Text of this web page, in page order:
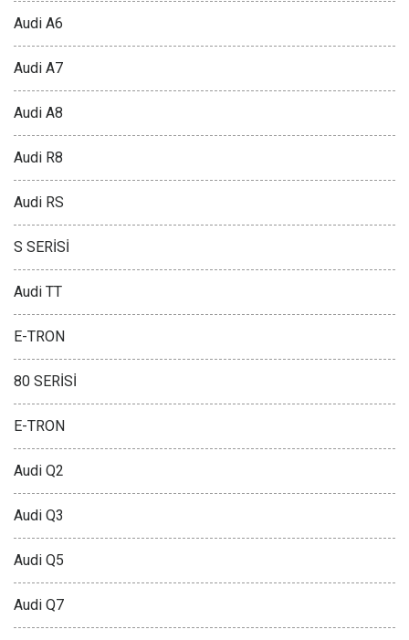
Audi A6
Audi A7
Audi A8
Audi R8
Audi RS
S SERİSİ
Audi TT
E-TRON
80 SERİSİ
E-TRON
Audi Q2
Audi Q3
Audi Q5
Audi Q7